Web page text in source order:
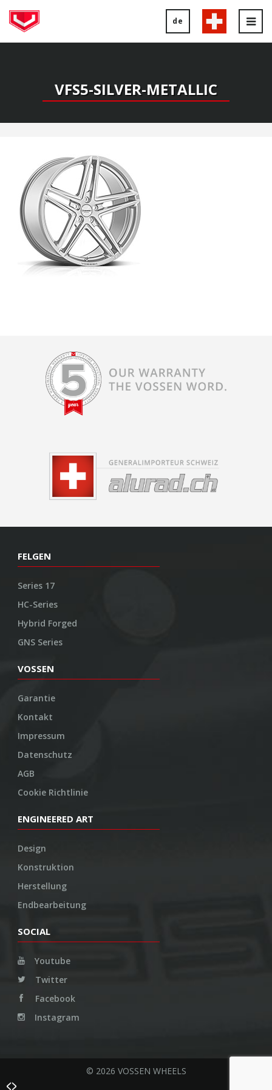
de
VFS5-SILVER-METALLIC
FELGEN
Series 17
HC-Series
Hybrid Forged
GNS Series
VOSSEN
Garantie
Kontakt
Impressum
Datenschutz
AGB
Cookie Richtlinie
ENGINEERED ART
Design
Konstruktion
Herstellung
Endbearbeitung
SOCIAL
Youtube
Twitter
Facebook
Instagram
© 2026 VOSSEN WHEELS